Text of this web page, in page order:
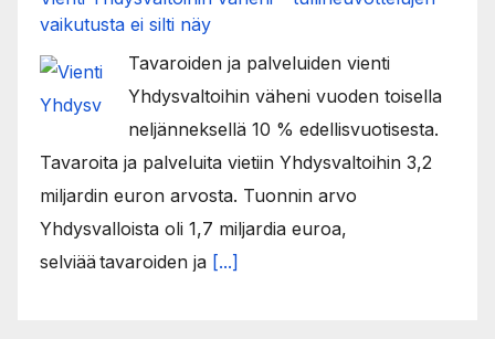
vaikutusta ei silti näy
Tavaroiden ja palveluiden vienti
Yhdysvaltoihin väheni vuoden toisella
neljänneksellä 10 % edellisvuotisesta.
Tavaroita ja palveluita vietiin Yhdysvaltoihin 3,2
miljardin euron arvosta. Tuonnin arvo
Yhdysvalloista oli 1,7 miljardia euroa,
selviää tavaroiden ja [...]